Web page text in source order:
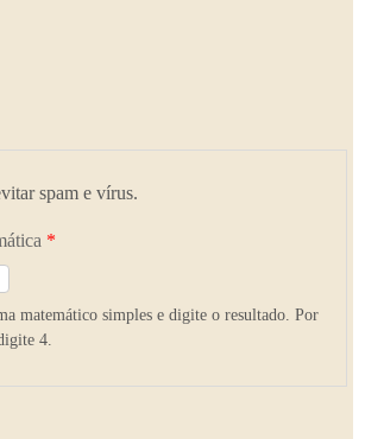
spam e vírus.
*
matemático simples e digite o resultado. Por
4.